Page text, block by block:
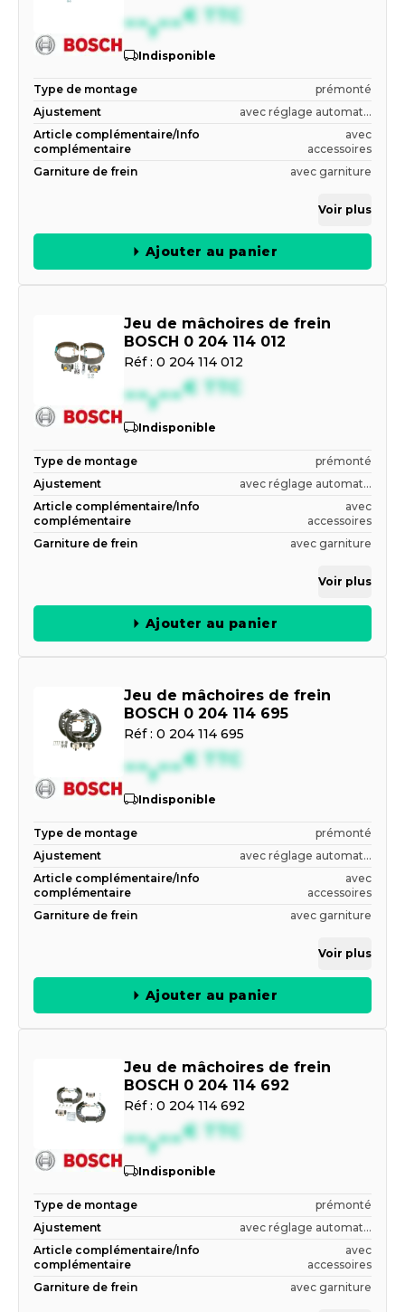
--,--€ TTC
Indisponible
Type de montage
prémonté
Ajustement
avec réglage automat...
Article complémentaire/Info
complémentaire
avec
accessoires
Garniture de frein
avec garniture
Voir plus
Ajouter au panier
Jeu de mâchoires de frein
BOSCH 0 204 114 012
Réf : 0 204 114 012
--,--€ TTC
Indisponible
Type de montage
prémonté
Ajustement
avec réglage automat...
Article complémentaire/Info
complémentaire
avec
accessoires
Garniture de frein
avec garniture
Voir plus
Ajouter au panier
Jeu de mâchoires de frein
BOSCH 0 204 114 695
Réf : 0 204 114 695
--,--€ TTC
Indisponible
Type de montage
prémonté
Ajustement
avec réglage automat...
Article complémentaire/Info
complémentaire
avec
accessoires
Garniture de frein
avec garniture
Voir plus
Ajouter au panier
Jeu de mâchoires de frein
BOSCH 0 204 114 692
Réf : 0 204 114 692
--,--€ TTC
Indisponible
Type de montage
prémonté
Ajustement
avec réglage automat...
Article complémentaire/Info
complémentaire
avec
accessoires
Garniture de frein
avec garniture